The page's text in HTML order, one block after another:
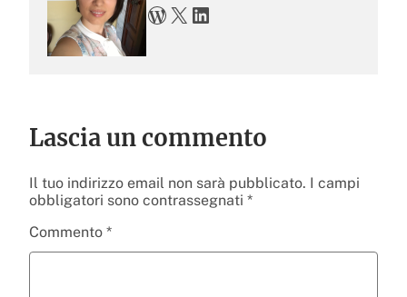
WordPress X LinkedIn
Lascia un commento
Il tuo indirizzo email non sarà pubblicato. I campi
obbligatori sono contrassegnati *
Commento *